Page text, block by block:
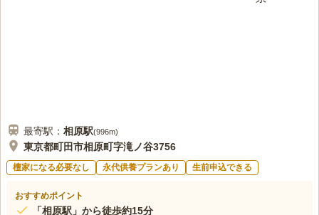
最寄駅： 相原駅(996m)
東京都町田市相原町字滝ノ谷3756
檀家になる必要なし 永代供養プランあり 生前申込できる
おすすめポイント
「相原駅」から徒歩約15分